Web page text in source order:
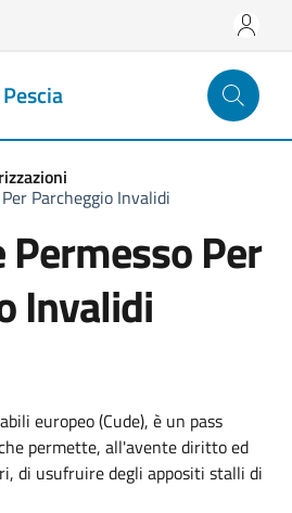
Parcheggio Invalidi
Permesso Per
Invalidi
europeo (Cude), è un pass
permette, all'avente diritto ed
di usufruire degli appositi stalli di